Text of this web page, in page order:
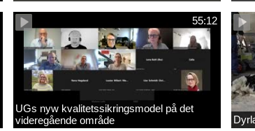
55:12
UGs nyw kvalitetssikringsmodel på det
videregående område